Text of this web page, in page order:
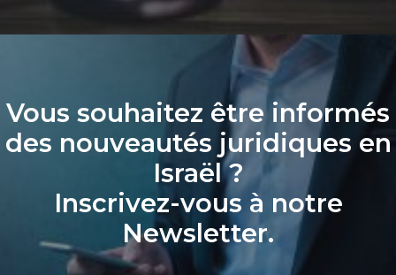
Vous souhaitez être informés
des nouveautés juridiques en
Israël ?
Inscrivez-vous à notre
Newsletter.